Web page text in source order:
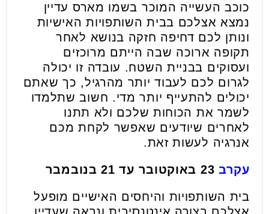
כוכב העשייה המוכר בשמו מארס עדיין
נמצא אצלכם בבית השותפויות האישיות
ונותן לכם דחיפה חזקה בנושא לאחר
תקופה ארוכה שבה הייתם מרוכזים
ועסוקים בבניית השטח. עובדה זו יכולה
לגרום לכם לעבוד יותר מהרגיל, כך שאתם
יכולים להתעייף יותר מדי. חשוב שתלמדו
לשמר את הכוחות שלכם ולא תתנו
לאחרים שיודעים שאפשר לקחת מכם
אנרגיה לעשות זאת.
עקרב
בית השותפויות והיחסים האישיים מופעל